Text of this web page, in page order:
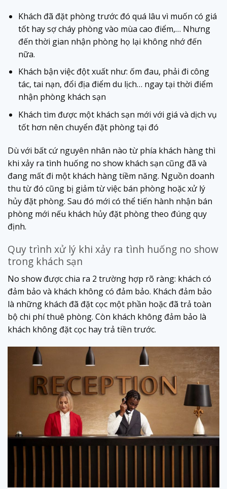
Khách đã đặt phòng trước đó quá lâu vì muốn có giá
tốt hay sợ cháy phòng vào mùa cao điểm,… Nhưng
đến thời gian nhận phòng họ lại không nhớ đến
nữa.
Khách bận việc đột xuất như: ốm đau, phải đi công
tác, tai nạn, đổi địa điểm du lịch… ngay tại thời điểm
nhận phòng khách sạn
Khách tìm được một khách sạn mới với giá và dịch vụ
tốt hơn nên chuyển đặt phòng tại đó
Dù với bất cứ nguyên nhân nào từ phía khách hàng thì
khi xảy ra tình huống no show khách sạn cũng đã và
đang mất đi một khách hàng tiềm năng. Nguồn doanh
thu từ đó cũng bị giảm từ việc bán phòng hoặc xử lý
hủy đặt phòng. Sau đó mới có thể tiến hành nhận bán
phòng mới nếu khách hủy đặt phòng theo đúng quy
định.
Quy trình xử lý khi xảy ra tình huống no show
trong khách sạn
No show được chia ra 2 trường hợp rõ ràng: khách có
đảm bảo và khách không có đảm bảo. Khách đảm bảo
là những khách đã đặt cọc một phần hoặc đã trả toàn
bộ chi phí thuê phòng. Còn khách không đảm bảo là
khách không đặt cọc hay trả tiền trước.